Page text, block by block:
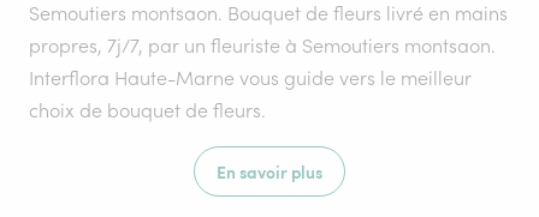
Semoutiers montsaon. Bouquet de fleurs livré en mains
propres, 7j/7, par un fleuriste à Semoutiers montsaon.
Interflora Haute-Marne vous guide vers le meilleur
choix de bouquet de fleurs.
En savoir plus